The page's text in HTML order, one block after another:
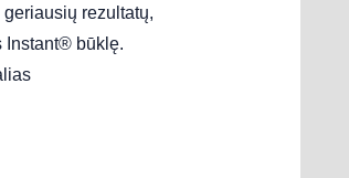
rezultatų,
Instant® būklę.